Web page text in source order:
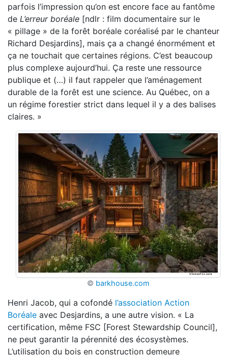
parfois l’impression qu’on est encore face au fantôme
de L’erreur boréale [ndlr : film documentaire sur le
« pillage » de la forêt boréale coréalisé par le chanteur
Richard Desjardins], mais ça a changé énormément et
ça ne touchait que certaines régions. C’est beaucoup
plus complexe aujourd’hui. Ça reste une ressource
publique et (…) il faut rappeler que l’aménagement
durable de la forêt est une science. Au Québec, on a
un régime forestier strict dans lequel il y a des balises
claires. »
© barkhouse.com
Henri Jacob, qui a cofondé l’association Action
Boréale avec Desjardins, a une autre vision. « La
certification, même FSC [Forest Stewardship Council],
ne peut garantir la pérennité des écosystèmes.
L’utilisation du bois en construction demeure